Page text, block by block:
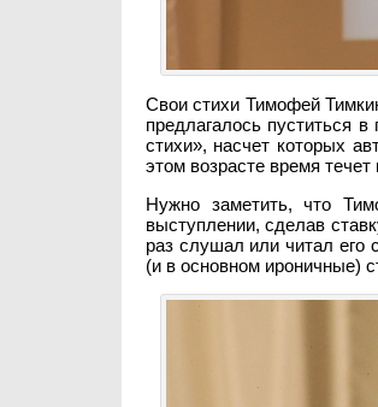
Свои стихи Тимофей
предлагалось пуститься
стихи», насчет которых
этом возрасте время
Нужно заметить, что
выступлении, сделав
раз слушал или читал его
(и в основном ироничные)